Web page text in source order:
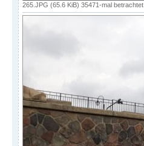
265.JPG (65.6 KiB) 35471-mal betrachtet